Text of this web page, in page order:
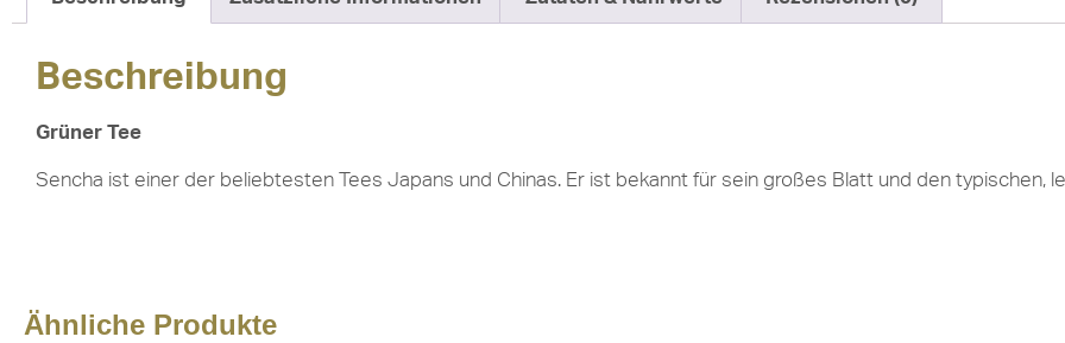
Beschreibung
Grüner Tee
Sencha ist einer der beliebtesten Tees Japans und Chinas. Er ist bekannt für sein großes Blatt und den typischen,
Ähnliche Produkte